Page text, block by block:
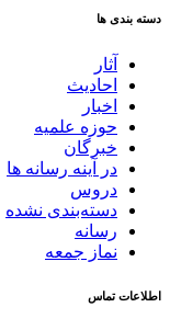
دسته بندی ها
آثار
احادیث
اخبار
حوزه علمیه
خبرگان
در آینه رسانه ها
دروس
دسته‌بندی نشده
رسانه
نماز جمعه
اطلاعات تماس